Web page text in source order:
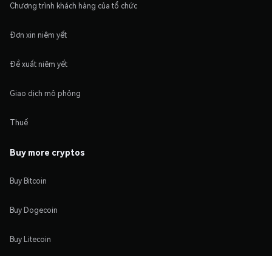
Chương trình khách hàng của tổ chức
Đơn xin niêm yết
Đề xuất niêm yết
Giao dịch mô phỏng
Thuế
Buy more cryptos
Buy Bitcoin
Buy Dogecoin
Buy Litecoin